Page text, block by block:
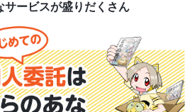
サービスが盛りだくさん